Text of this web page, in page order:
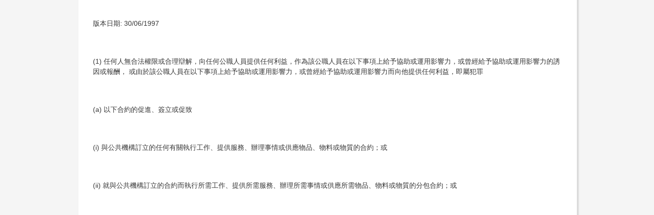
版本日期: 30/06/1997
(1) 任何人無合法權限或合理辯解，向任何公職人員提供任何利益，作為該公職人員在以下事項上給予協助或運用影響力，或曾經給予協助或運用影響力的誘
因或報酬， 或由於該公職人員在以下事項上給予協助或運用影響力，或曾經給予協助或運用影響力而向他提供任何利益，即屬犯罪
(a) 以下合約的促進、簽立或促致
(i) 與公共機構訂立的任何有關執行工作、提供服務、辦理事情或供應物品、物料或物質的合約；或
(ii) 就與公共機構訂立的合約而執行所需工作、提供所需服務、辦理所需事情或供應所需物品、物料或物質的分包合約；或